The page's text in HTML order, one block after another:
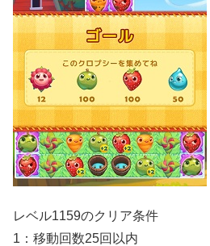
レベル1159のクリア条件
1：移動回数25回以内